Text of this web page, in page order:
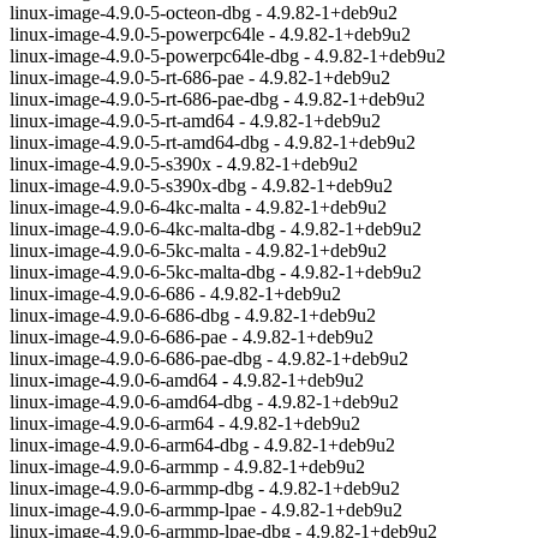
linux-image-4.9.0-5-octeon-dbg - 4.9.82-1+deb9u2
linux-image-4.9.0-5-powerpc64le - 4.9.82-1+deb9u2
linux-image-4.9.0-5-powerpc64le-dbg - 4.9.82-1+deb9u2
linux-image-4.9.0-5-rt-686-pae - 4.9.82-1+deb9u2
linux-image-4.9.0-5-rt-686-pae-dbg - 4.9.82-1+deb9u2
linux-image-4.9.0-5-rt-amd64 - 4.9.82-1+deb9u2
linux-image-4.9.0-5-rt-amd64-dbg - 4.9.82-1+deb9u2
linux-image-4.9.0-5-s390x - 4.9.82-1+deb9u2
linux-image-4.9.0-5-s390x-dbg - 4.9.82-1+deb9u2
linux-image-4.9.0-6-4kc-malta - 4.9.82-1+deb9u2
linux-image-4.9.0-6-4kc-malta-dbg - 4.9.82-1+deb9u2
linux-image-4.9.0-6-5kc-malta - 4.9.82-1+deb9u2
linux-image-4.9.0-6-5kc-malta-dbg - 4.9.82-1+deb9u2
linux-image-4.9.0-6-686 - 4.9.82-1+deb9u2
linux-image-4.9.0-6-686-dbg - 4.9.82-1+deb9u2
linux-image-4.9.0-6-686-pae - 4.9.82-1+deb9u2
linux-image-4.9.0-6-686-pae-dbg - 4.9.82-1+deb9u2
linux-image-4.9.0-6-amd64 - 4.9.82-1+deb9u2
linux-image-4.9.0-6-amd64-dbg - 4.9.82-1+deb9u2
linux-image-4.9.0-6-arm64 - 4.9.82-1+deb9u2
linux-image-4.9.0-6-arm64-dbg - 4.9.82-1+deb9u2
linux-image-4.9.0-6-armmp - 4.9.82-1+deb9u2
linux-image-4.9.0-6-armmp-dbg - 4.9.82-1+deb9u2
linux-image-4.9.0-6-armmp-lpae - 4.9.82-1+deb9u2
linux-image-4.9.0-6-armmp-lpae-dbg - 4.9.82-1+deb9u2